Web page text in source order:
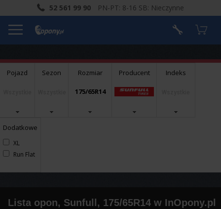
52 561 99 90 PN-PT: 8-16 SB: Nieczynne
Pojazd Sezon Rozmiar
175/65R14
Producent Indeks
Dodatkowe
XL
Run Flat
Lista opon, Sunfull, 175/65R14 w InOpony.pl